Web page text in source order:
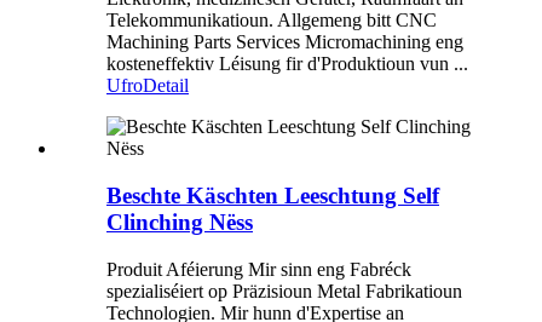
Telekommunikatioun. Allgemeng bitt CNC
Machining Parts Services Micromachining eng
kosteneffektiv Léisung fir d'Produktioun vun ...
UfroDetail
Beschte Käschten Leeschtung Self
Clinching Nëss
Produit Aféierung Mir sinn eng Fabréck
spezialiséiert op Präzisioun Metal Fabrikatioun
Technologien. Mir hunn d'Expertise an